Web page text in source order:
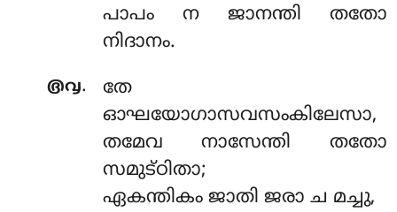
പാപം ന ജാനന്തി തതോ
നിദാനം.
൫൮.
തേ
ഓഘയോഗാസവസംകിലേസാ,
തമേവ നാസേന്തി തതോ
സമുട്ഠിതാ;
ഏകന്തികം ജാതി ജരാ ച മച്ചു,